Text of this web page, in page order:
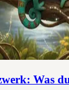
Was